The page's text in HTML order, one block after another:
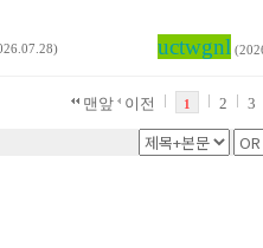
uctwgnl
맨앞 이전 1 2 3